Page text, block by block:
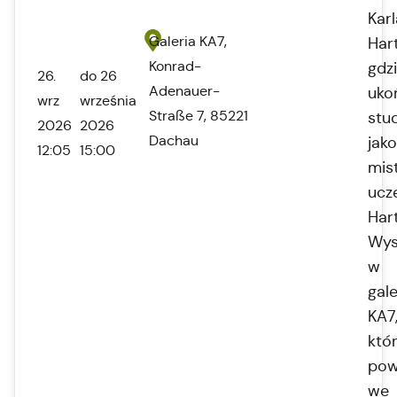
26.
wrz
2026
12:05
do 26
września
2026
15:00
Galeria KA7,
Konrad-
Adenauer-
Straße 7, 85221
Dachau
jako
w
KA7,
we